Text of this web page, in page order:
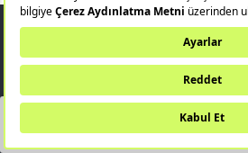
YAKINDA STOKTA